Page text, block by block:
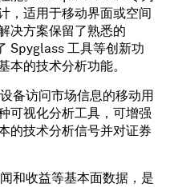
，适用于移动界面或空间
决方案保留了熟悉的
Spyglass 工具等创新功
本的技术分析功能。
备访问市场信息的移动用
可视化分析工具，可增强
的技术分析信号并对证券
和收益等基本面数据，是